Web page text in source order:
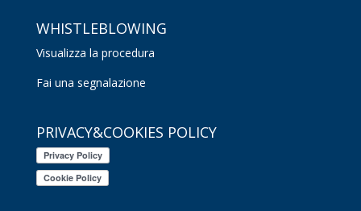
WHISTLEBLOWING
Visualizza la procedura
Fai una segnalazione
PRIVACY&COOKIES POLICY